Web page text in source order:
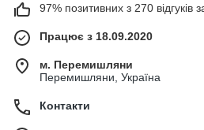
97% позитивних з 270 відгуків
Працює з 18.09.2020
м. Перемишляни
Перемишляни, Україна
Контакти